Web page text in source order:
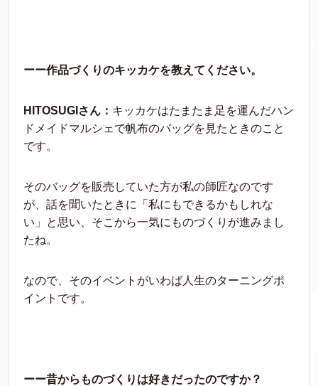
ーー作品づくりのキッカケを教えてください。
HITOSUGIさん： キッカケはたまたま足を運んだハン
ドメイドマルシェで帆布のバッグを見たときのこと
です。
そのバッグを販売していた方が私の師匠なのです
が、話を聞いたときに「私にもできるかもしれな
い」と思い、そこから一気にものづくりが進みまし
たね。
なので、そのイベントがいわば人生のターニングポ
イントです。
ーー昔からものづくりは好きだったのですか？